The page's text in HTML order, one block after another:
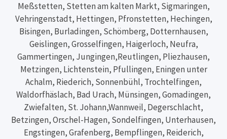
Meßstetten, Stetten am kalten Markt, Sigmaringen,
Vehringenstadt, Hettingen, Pfronstetten, Hechingen,
Bisingen, Burladingen, Schömberg, Dotternhausen,
Geislingen, Grosselfingen, Haigerloch, Neufra,
Gammertingen, Jungingen,Reutlingen, Pliezhausen,
Metzingen, Lichtenstein, Pfullingen, Eningen unter
Achalm, Riederich, Sonnenbühl, Trochtelfingen,
Waldorfhäslach, Bad Urach, Münsingen, Gomadingen,
Zwiefalten, St. Johann,Wannweil, Degerschlacht,
Betzingen, Orschel-Hagen, Sondelfingen, Unterhausen,
Engstingen, Grafenberg, Bempflingen, Reiderich,